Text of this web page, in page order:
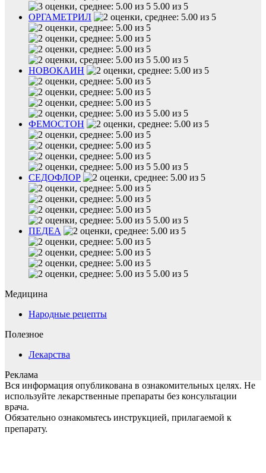
5.00 из 5
ОРГАМЕТРИЛ
5.00 из 5
НОВОКАИН
5.00 из 5
ФЕМОСТОН
5.00 из 5
СЕДОФЛОР
5.00 из 5
ПЕДЕА
5.00 из 5
Медицина
Народные рецепты
Полезное
Лекарства
Реклама
Вся информация опубликована в ознакомительных целях. Не
используйте лекарственные препараты без консультации
врача.
Обязательно ознакомьтесь инструкцией, прилагаемой к
препарату.